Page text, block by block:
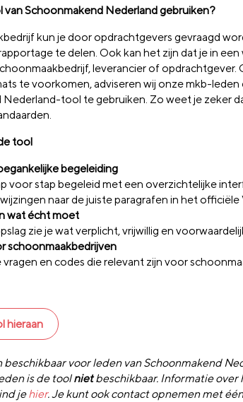
van Schoonmakend Nederland gebruiken?
kun je door opdrachtgevers gevraagd
te delen. Ook kan het zijn dat je in
leverancier of opdrachtgever.
te voorkomen, adviseren wij onze mkb-leden
tool te gebruiken. Zo weet je zeker
tool
begeleiding
voor stap begeleid met een overzichtelijke
naar de juiste paragrafen in het
wat écht moet
zie je wat verplicht, vrijwillig en
schoonmaakbedrijven
en codes die relevant zijn voor
hieraan
beschikbaar voor leden van Schoonmakend
is de toolnietbeschikbaar. Informatie over
jehier. Je kunt ook contact opnemen met